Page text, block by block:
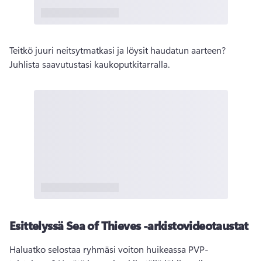
Teitkö juuri neitsytmatkasi ja löysit haudatun aarteen?
Juhlista saavutustasi kaukoputkitarralla.
Esittelyssä Sea of Thieves -arkistovideotaustat
Haluatko selostaa ryhmäsi voiton huikeassa PVP-